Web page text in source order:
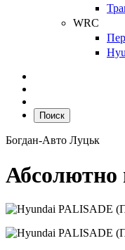
WRC
Поиск
Богдан-Авто Луцьк
Абсолютно